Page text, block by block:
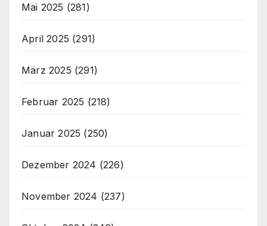
Mai 2025 (281)
April 2025 (291)
März 2025 (291)
Februar 2025 (218)
Januar 2025 (250)
Dezember 2024 (226)
November 2024 (237)